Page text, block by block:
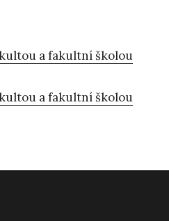
a fakultní školou
a fakultní školou